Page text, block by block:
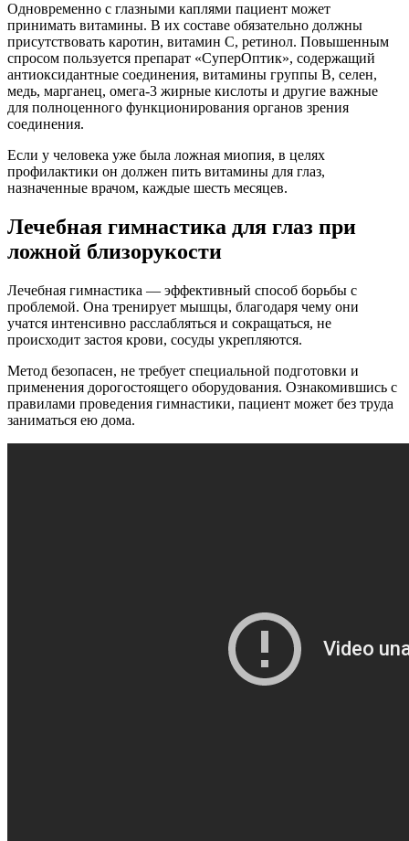
Одновременно с глазными каплями пациент может
принимать витамины. В их составе обязательно должны
присутствовать каротин, витамин С, ретинол. Повышенным
спросом пользуется препарат «СуперОптик», содержащий
антиоксидантные соединения, витамины группы В, селен,
медь, марганец, омега-3 жирные кислоты и другие важные
для полноценного функционирования органов зрения
соединения.
Если у человека уже была ложная миопия, в целях
профилактики он должен пить витамины для глаз,
назначенные врачом, каждые шесть месяцев.
Лечебная гимнастика для глаз при
ложной близорукости
Лечебная гимнастика — эффективный способ борьбы с
проблемой. Она тренирует мышцы, благодаря чему они
учатся интенсивно расслабляться и сокращаться, не
происходит застоя крови, сосуды укрепляются.
Метод безопасен, не требует специальной подготовки и
применения дорогостоящего оборудования. Ознакомившись с
правилами проведения гимнастики, пациент может без труда
заниматься ею дома.